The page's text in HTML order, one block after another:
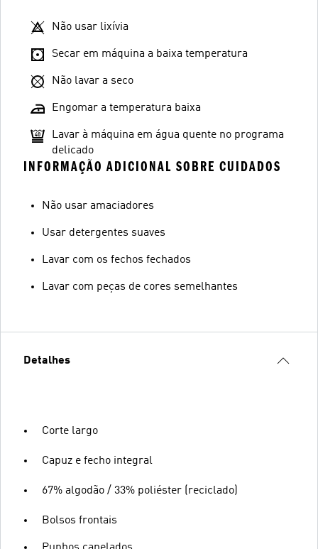
Não usar lixívia
Secar em máquina a baixa temperatura
Não lavar a seco
Engomar a temperatura baixa
Lavar à máquina em água quente no programa
delicado
INFORMAÇÃO ADICIONAL SOBRE CUIDADOS
Não usar amaciadores
Usar detergentes suaves
Lavar com os fechos fechados
Lavar com peças de cores semelhantes
Detalhes
Corte largo
Capuz e fecho integral
67% algodão / 33% poliéster (reciclado)
Bolsos frontais